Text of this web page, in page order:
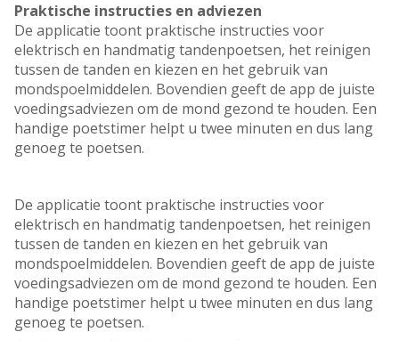
Praktische instructies en adviezen
De applicatie toont praktische instructies voor
elektrisch en handmatig tandenpoetsen, het reinigen
tussen de tanden en kiezen en het gebruik van
mondspoelmiddelen. Bovendien geeft de app de juiste
voedingsadviezen om de mond gezond te houden. Een
handige poetstimer helpt u twee minuten en dus lang
genoeg te poetsen.
De applicatie toont praktische instructies voor
elektrisch en handmatig tandenpoetsen, het reinigen
tussen de tanden en kiezen en het gebruik van
mondspoelmiddelen. Bovendien geeft de app de juiste
voedingsadviezen om de mond gezond te houden. Een
handige poetstimer helpt u twee minuten en dus lang
genoeg te poetsen.